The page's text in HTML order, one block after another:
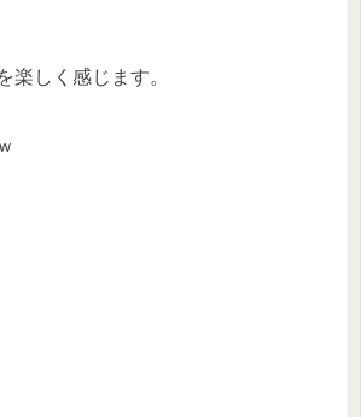
楽しく感じます。